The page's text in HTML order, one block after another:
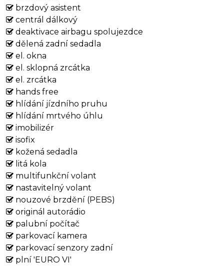
brzdový asistent
centrál dálkový
deaktivace airbagu spolujezdce
dělená zadní sedadla
el. okna
el. sklopná zrcátka
el. zrcátka
hands free
hlídání jízdního pruhu
hlídání mrtvého úhlu
imobilizér
isofix
kožená sedadla
litá kola
multifunkční volant
nastavitelný volant
nouzové brzdění (PEBS)
originál autorádio
palubní počítač
parkovací kamera
parkovací senzory zadní
plní 'EURO VI'